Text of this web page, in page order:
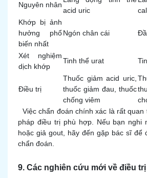
Nguyên nhân
acid uric
Khớp bị ảnh
hưởng phổ
biến nhất
Ngón chân cái
Xét nghiệm
dịch khớp
Tinh thể urat
Điều trị
Thuốc giảm acid uric,
thuốc giảm đau, thuốc
chống viêm
Việc chẩn đoán chính xác là rất
pháp điều trị phù hợp. Nếu bạn nghi
hoặc giả gout, hãy đến gặp bác sĩ để
chẩn đoán.
9. Các nghiên cứu mới về điều